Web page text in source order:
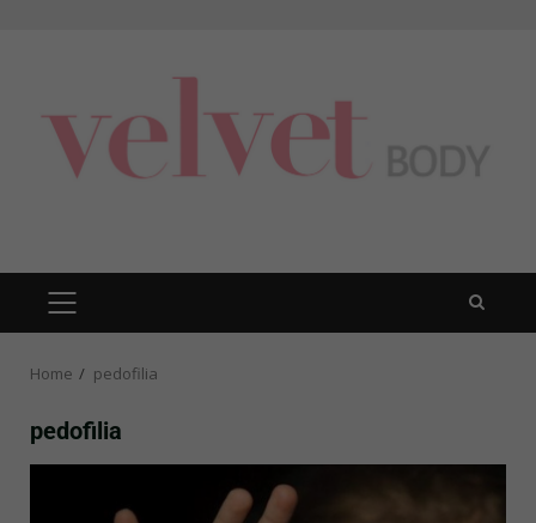
PRIMARY
MENU
Home pedofilia
pedofilia